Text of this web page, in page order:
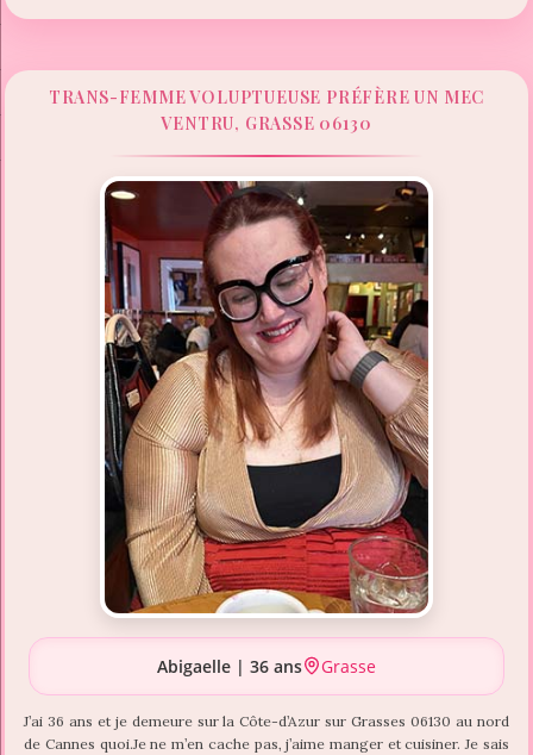
TRANS-FEMME VOLUPTUEUSE PRÉFÈRE UN MEC
VENTRU, GRASSE 06130
Abigaelle | 36 ans Grasse
J’ai 36 ans et je demeure sur la Côte-d’Azur sur Grasses 06130 au nord
de Cannes quoi.Je ne m’en cache pas, j’aime manger et cuisiner. Je sais